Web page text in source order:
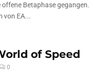
Betaphase
von EA...
of Speed
0